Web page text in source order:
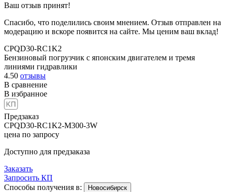
Ваш отзыв принят!
Спасибо, что поделились своим мнением. Отзыв отправлен на
модерацию и вскоре появится на сайте. Мы ценим ваш вклад!
CPQD30-RC1K2
Бензиновый погрузчик с японским двигателем и тремя
линиями гидравлики
4.50 отзывы
В сравнение
В избранное
Предзаказ
CPQD30-RC1K2-M300-3W
цена по запросу
Доступно для предзаказа
Заказать
Запросить КП
Способы получения в:
Новосибирск